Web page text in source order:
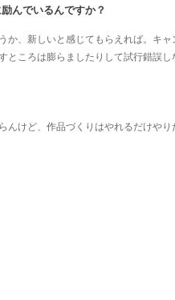
んでいるんですか？
、新しいと感じてもらえれば。キ
ころは膨らましたりして試行錯誤し
けど、作品づくりはやれるだけやり